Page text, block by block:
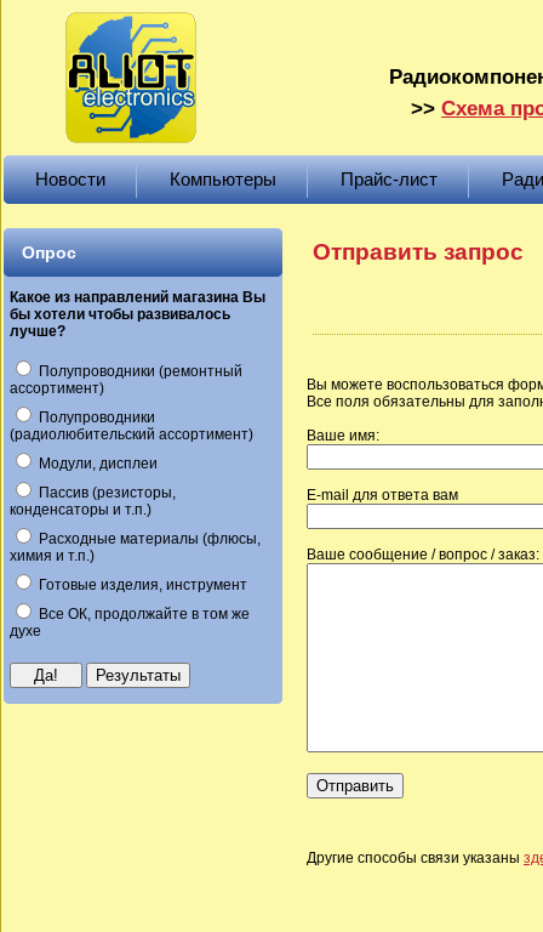
>> Схема
Новости Компьютеры Прайс-лист
Опрос
Какое из направлений магазина Вы
бы хотели чтобы развивалось
лучше?
Полупроводники (ремонтный
ассортимент)
Полупроводники
(радиолюбительский ассортимент)
Модули, дисплеи
Пассив (резисторы,
конденсаторы и т.п.)
Расходные материалы (флюсы,
химия и т.п.)
Готовые изделия, инструмент
Все ОК, продолжайте в том же
духе
Отправить запрос
Вы можете воспользоваться
Все поля обязательны для
Ваше имя:
E-mail для ответа вам
Ваше сообщение / вопрос / заказ:
Другие способы связи указаны